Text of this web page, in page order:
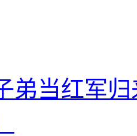
弟当红军